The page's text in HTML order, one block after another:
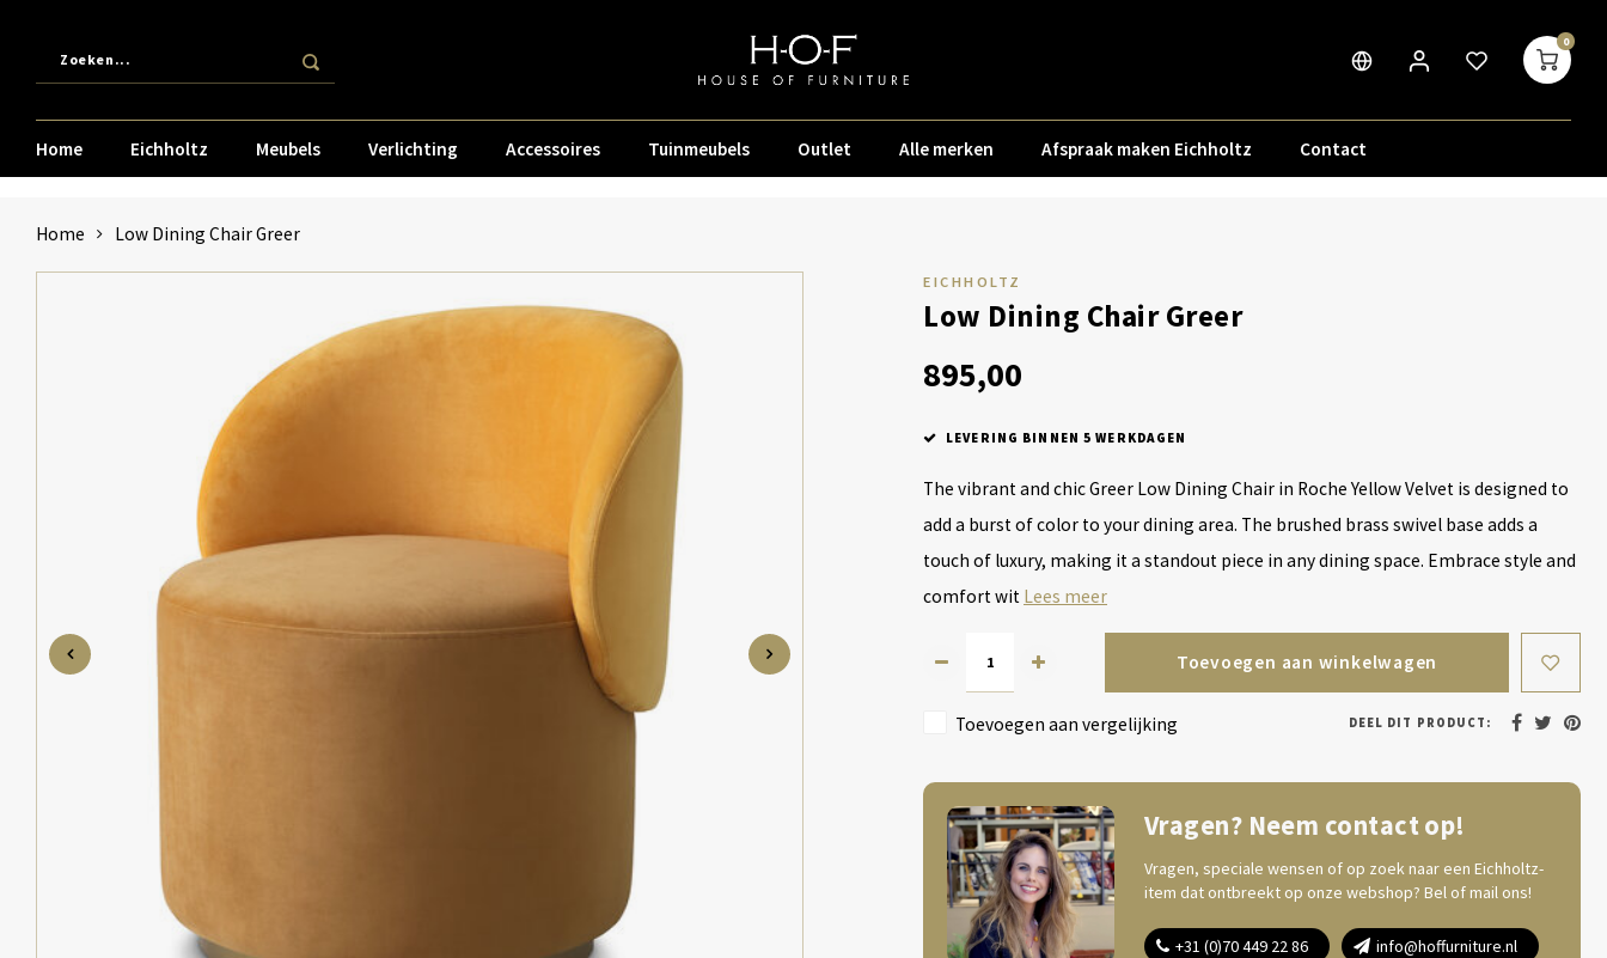
0
Home Eichholtz Meubels Verlichting Accessoires Tuinmeubels Outlet Alle merken Afspraak maken Eichholtz Contact
Home Low Dining Chair Greer
EICHHOLTZ
Low Dining Chair Greer
895,00
LEVERING BINNEN 5 WERKDAGEN
The vibrant and chic Greer Low Dining Chair in Roche Yellow Velvet is designed to
add a burst of color to your dining area. The brushed brass swivel base adds a
touch of luxury, making it a standout piece in any dining space. Embrace style and
comfort wit Lees meer
Toevoegen aan winkelwagen
Toevoegen aan vergelijking DEEL DIT PRODUCT:
Vragen? Neem contact op!
Vragen, speciale wensen of op zoek naar een Eichholtz-
item dat ontbreekt op onze webshop? Bel of mail ons!
+31 (0)70 449 22 86 info@hoffurniture.nl